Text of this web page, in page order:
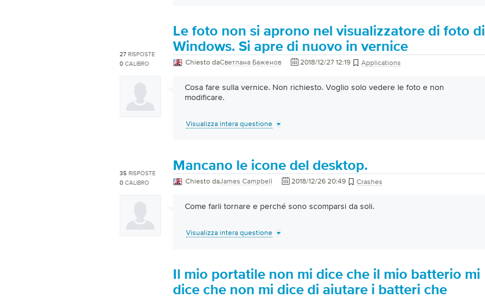
27 RISPOSTE
0 CALIBRO
Le foto non si aprono nel visualizzatore di foto di
Windows. Si apre di nuovo in vernice
Chiesto daСветлана Баженов 2018/12/27 12:19 Applications
Cosa fare sulla vernice. Non richiesto. Voglio solo vedere le foto e non
modificare.
Visualizza intera questione
35 RISPOSTE
0 CALIBRO
Mancano le icone del desktop.
Chiesto daJames Campbell 2018/12/26 20:49 Crashes
Come farli tornare e perché sono scomparsi da soli.
Visualizza intera questione
Il mio portatile non mi dice che il mio batterio mi
dice che non mi dice di aiutare i batteri che